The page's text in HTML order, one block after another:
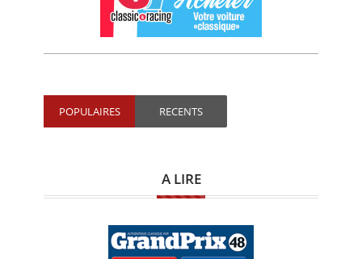
POPULAIRES RECENTS
A LIRE